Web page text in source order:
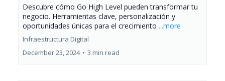
Descubre cómo Go High Level pueden transformar tu
negocio. Herramientas clave, personalización y
oportunidades únicas para el crecimiento ...more
Infraestructura Digital
December 23, 2024 • 3 min read